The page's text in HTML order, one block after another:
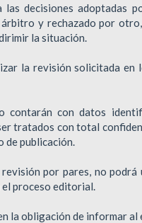
decisiones adoptadas
y rechazado por
la situación.
la revisión solicitada en
contarán con datos
tratados con total
publicación.
por pares, no podrá
proceso editorial.
la obligación de informar al